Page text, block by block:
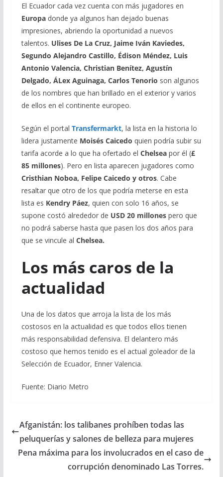
El Ecuador cada vez cuenta con más jugadores en
Europadonde ya algunos han dejado buenas
impresiones, abriendo la oportunidad a nuevos
talentos. Ulises De La Cruz, Jaime Iván Kaviedes,
Segundo Alejandro Castillo, Édison Méndez, Luis
Antonio Valencia, Christian Benítez, Agustín
Delgado, ÁLex Aguinaga, Carlos Tenorio son algunos
de los nombres que han brillado en el exterior y varios
de ellos en el continente europeo.
Según el portal Transfermarkt, la lista en la historia lo
lidera justamente Moisés Caicedo quien podría subir su
tarifa acorde a lo que ha ofertado el Chelseapor él (£
85 millones). Pero en lista aparecen jugadores como
Cristhian Noboa, Felipe Caicedo y otros. Cabe
resaltar que otro de los que podría meterse en esta
lista es Kendry Páez, quien con solo 16 años, se
supone costó alrededor de USD 20 millonespero que
no podrá saberse hasta que pasen los dos años para
que se vincule al Chelsea.
Los más caros de la
actualidad
Una de los datos que arroja la lista de los más
costosos en la actualidad es que todos ellos tienen
más responsabilidad defensiva. El delantero más
costoso que hemos tenido es el actual goleador de la
Selección de Ecuador, Enner Valencia.
Fuente: Diario Metro
Afganistán: los talibanes prohíben todas las
peluquerías y salones de belleza para mujeres
Pena máxima para los involucrados en el caso de
corrupción denominado Las Torres.